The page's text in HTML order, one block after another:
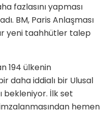
fazlasını yapması
BM, Paris Anlaşması
yeni taahhütler talep
194 ülkenin
daha iddialı bir Ulusal
bekleniyor. İlk set
imzalanmasından hemen